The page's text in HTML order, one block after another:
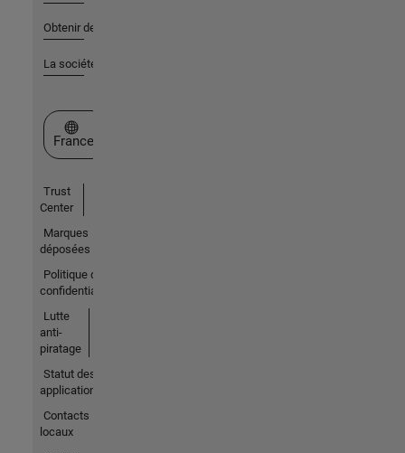
Obtenir de l'aide
La société
Sélectionner un site web
France
Trust
Center
Marques
déposées
Politique de
confidentialité
Lutte
anti-
piratage
Statut des
applications
Contacts
locaux